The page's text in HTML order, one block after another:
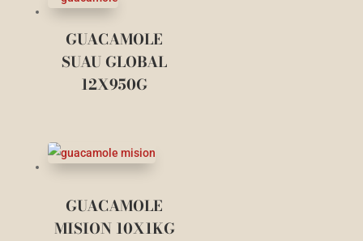
GUACAMOLE
SUAU GLOBAL
12X950G
GUACAMOLE
MISION 10X1KG